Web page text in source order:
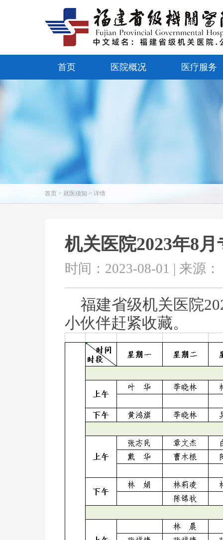
首页 医院概况 医疗服务
首页 > 就医须知 > 详情
机关医院2023年8
时间：2023-08-01 | 来源
福建省级机关医院
小伙伴赶紧收藏。